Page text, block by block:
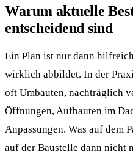
Warum aktuelle
entscheidend sind
Ein Plan ist nur dann
wirklich abbildet. In der
oft Umbauten, nachträglich
Öffnungen, Aufbauten im
Anpassungen. Was auf dem
auf der Baustelle dann nicht